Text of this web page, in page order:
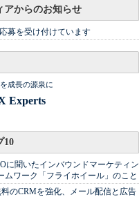
アからのお知らせ
募を受け付けています
成長の源泉に
Experts
10
に聞いたインバウンドマーケティン
ムワーク「フライホイール」のこと
料のCRMを強化、メール配信と広告